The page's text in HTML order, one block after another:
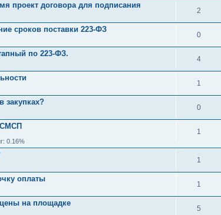
проект договора для подписания
2
сроков поставки 223-ФЗ
0
по 223-ФЗ.
4
1
закупках?
0
СМСП
0.16%
1
1
оплаты
1
цены на площадке
5